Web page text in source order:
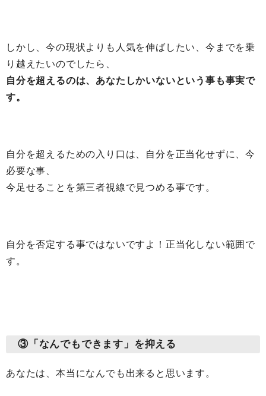
しかし、今の現状よりも人気を伸ばしたい、今までを乗
り越えたいのでしたら、
自分を超えるのは、あなたしかいないという事も事実で
す。
自分を超えるための入り口は、自分を正当化せずに、今
必要な事、
今足せることを第三者視線で見つめる事です。
自分を否定する事ではないですよ！正当化しない範囲で
す。
③「なんでもできます」を抑える
あなたは、本当になんでも出来ると思います。